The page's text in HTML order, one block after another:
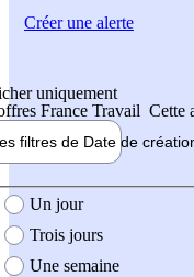
uniquement
France Travail Cette
filtres de Date de
création de l'offre
Un jour
Trois jours
Une semaine
Créer une alerte